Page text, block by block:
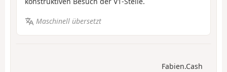
Maschinell übersetzt
Fabien.Cash